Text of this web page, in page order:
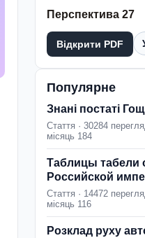
Перспектива 27
Відкрити PDF
Популярне
Знані постаті
Стаття · 30284
місяць 184
Таблицы табели
Российской
Стаття · 14472
місяць 116
Розклад руху